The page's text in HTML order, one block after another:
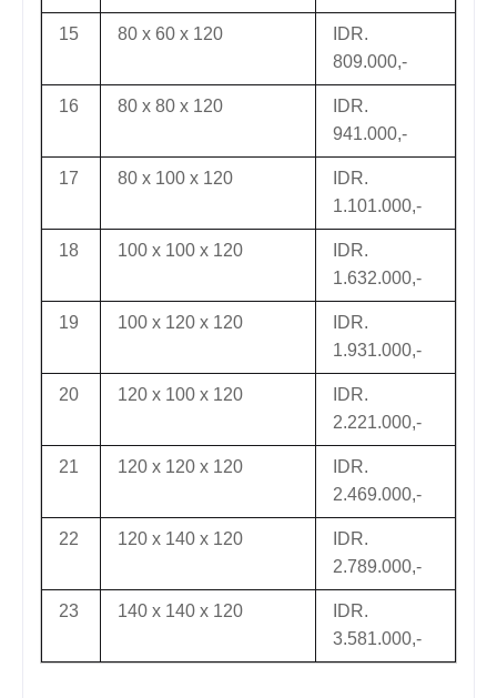
15 80 x 60 x 120
IDR.
809.000,-
16 80 x 80 x 120
IDR.
941.000,-
17 80 x 100 x 120
IDR.
1.101.000,-
18 100 x 100 x 120
IDR.
1.632.000,-
19 100 x 120 x 120
IDR.
1.931.000,-
20 120 x 100 x 120
IDR.
2.221.000,-
21 120 x 120 x 120
IDR.
2.469.000,-
22 120 x 140 x 120
IDR.
2.789.000,-
23 140 x 140 x 120
IDR.
3.581.000,-